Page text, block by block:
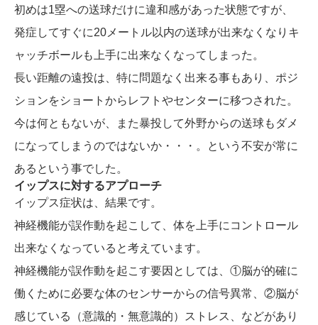
初めは1塁への送球だけに違和感があった状態ですが、
発症してすぐに20メートル以内の送球が出来なくなりキ
ャッチボールも上手に出来なくなってしまった。
長い距離の遠投は、特に問題なく出来る事もあり、ポジ
ションをショートからレフトやセンターに移つされた。
今は何ともないが、また暴投して外野からの送球もダメ
になってしまうのではないか・・・。という不安が常に
あるという事でした。
イップスに対するアプローチ
イップス症状は、結果です。
神経機能が誤作動を起こして、体を上手にコントロール
出来なくなっていると考えています。
神経機能が誤作動を起こす要因としては、①脳が的確に
働くために必要な体のセンサーからの信号異常、②脳が
感じている（意識的・無意識的）ストレス、などがあり